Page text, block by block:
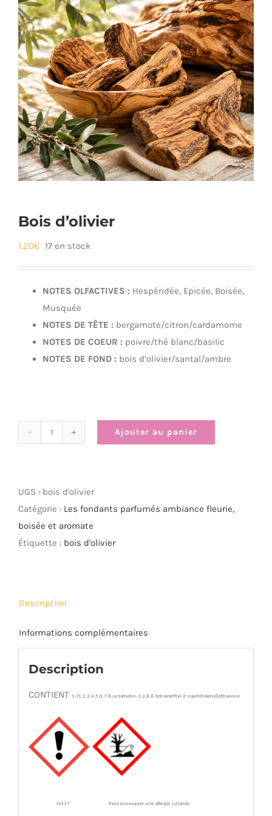
Bois d’olivier
1,20€ 17 en stock
NOTES OLFACTIVES : Hespéridée, Epicée, Boisée,
Musquée
NOTES DE TÊTE : bergamote/citron/cardamome
NOTES DE COEUR : poivre/thé blanc/basilic
NOTES DE FOND : bois d’olivier/santal/ambre
d'olivier
Ajouter au panier
UGS : bois d'olivier
Catégorie : Les fondants parfumés ambiance fleurie,
boisée et aromate
Étiquette : bois d'olivier
Description
Informations complémentaires
Description
CONTIENT 1-(1,2,3,4,5,6,7,8-octahydro-2,3,8,8-tetramethyl-2-naphthalenyl)ethanone
H317 Peut provoquer une allergie cutanée.